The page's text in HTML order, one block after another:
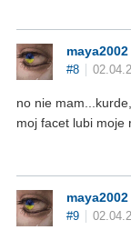
maya2002
#8
no nie
moj facet lubi moje
maya2002
#9